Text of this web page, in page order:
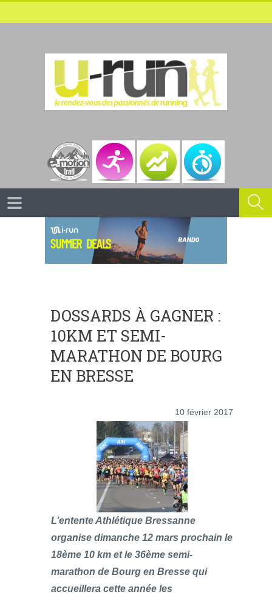
DOSSARDS À GAGNER :
10KM ET SEMI-
MARATHON DE BOURG
EN BRESSE
10 février 2017
L’entente Athlétique Bressanne
organise dimanche 12 mars prochain le
18ème 10 km et le 36ème semi-
marathon de Bourg en Bresse qui
accueillera cette année les